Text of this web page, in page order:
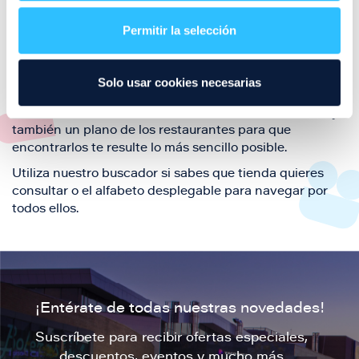
Permitir la selección
Solo usar cookies necesarias
también de nuestra oferta de ocio y shopping durante
tu visita.
El este directorio de restaurantes de Puerto Venecia
también un plano de los restaurantes para que
encontrarlos te resulte lo más sencillo posible.
Utiliza nuestro buscador si sabes que tienda quieres
consultar o el alfabeto desplegable para navegar por
todos ellos.
¡Entérate de todas nuestras novedades!
Suscríbete para recibir ofertas especiales,